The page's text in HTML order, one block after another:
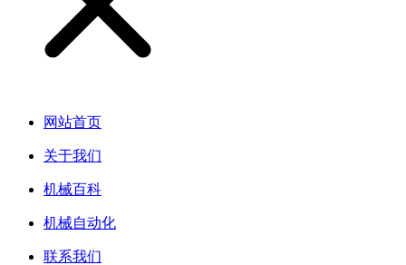
网站首页
关于我们
机械百科
机械自动化
联系我们